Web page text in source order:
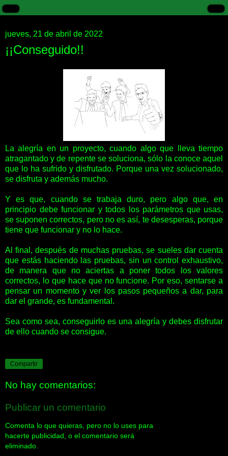
jueves, 21 de abril de 2022
¡¡Conseguido!!
La alegría en un proyecto, cuando algo que lleva tiempo
atragantado y de repente se soluciona, sólo la conoce aquel
que lo ha sufrido y disfrutado. Porque una vez solucionado,
se disfruta y además mucho.
Y es que, cuando se trabaja duro, pero algo que, en
principio debe funcionar y todos los parámetros que usas,
se suponen correctos, pero no es así, te desesperas, porque
tiene que funcionar y no lo hace.
Al final, después de muchas pruebas, se sueles dar cuenta
que estás haciendo las pruebas, sin un control exhaustivo,
de manera que no aciertas a poner todos los valores
correctos, lo que hace que no funcione. Por eso, sentarse a
pensar un momento y ver los pasos pequeños a dar, para
dar el grande, es fundamental.
Sea como sea, conseguirlo es una alegría y debes disfrutar
de ello cuando se consigue.
Compartir
No hay comentarios:
Publicar un comentario
Comenta lo que quieras, pero no lo uses para
hacerte publicidad, o el comentario será
eliminado.